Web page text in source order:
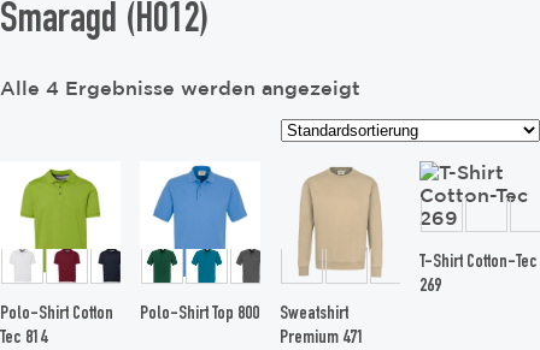
Smaragd (H012)
Alle 4 Ergebnisse werden angezeigt
Polo-Shirt Cotton
Tec 814
Dieses
Produkt
weist
mehrere
Varianten
auf.
Die
Optionen
Polo-Shirt Top 800
Dieses
Produkt
weist
mehrere
Varianten
auf.
Die
Sweatshirt
Premium 471
Dieses
Produkt
weist
mehrere
Varianten
auf.
Die
Optionen
T-Shirt Cotton-Tec
269
Dieses
Produkt
weist
mehrere
Varianten
auf.